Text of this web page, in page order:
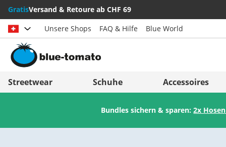
GratisVersand & Retoure ab CHF 69
Land auswählen
Österreich
Italia (Italiano)
Italien (Deutsch)
Unsere Shops FAQ & Hilfe Blue World
Streetwear Schuhe Accessoires
Bundles sichern & sparen:2x